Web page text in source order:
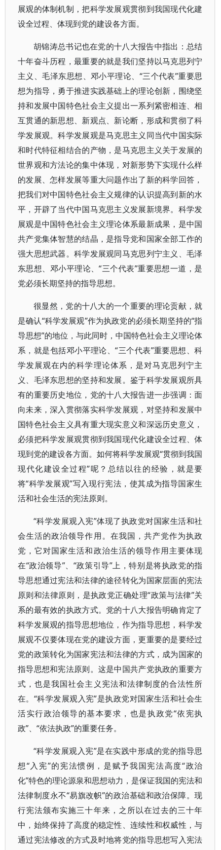
展观的体制机制，把科学发展观贯彻到我国现代化建
设全过程、体现到党的建设各方面。
胡锦涛总书记也在党的十八大报告中指出：总结
十年奋斗历程，最重要的就是我们坚持以马克思列宁
主义、毛泽东思想、邓小平理论、“三个代表”重要思
想为指导，勇于推进实践基础上的理论创新，围绕坚
持和发展中国特色社会主义提出一系列紧密相连、相
互贯通的新思想、新观点、新论断，形成和贯彻了科
学发展观。科学发展观是马克思主义同当代中国实际
和时代特征相结合的产物，是马克思主义关于发展的
世界观和方法论的集中体现，对新形势下实现什么样
的发展、怎样发展等重大问题作出了新的科学回答，
把我们对中国特色社会主义规律的认识提高到新的水
平，开辟了当代中国马克思主义发展新境界。科学发
展观是中国特色社会主义理论体系最新成果，是中国
共产党集体智慧的结晶，是指导党和国家全部工作的
强大思想武器。科学发展观同马克思列宁主义、毛泽
东思想、邓小平理论、“三个代表”重要思想一道，是
党必须长期坚持的指导思想。
很显然，党的十八大的一个重要的理论贡献，就
是确认“科学发展观”作为执政党的必须长期坚持的“指
导思想”的地位，与此同时，中国特色社会主义理论体
系，就是包括邓小平理论、“三个代表”重要思想、科
学发展观在内的科学理论体系，是对马克思列宁主
义、毛泽东思想的坚持和发展。鉴于科学发展观所具
有的重要历史地位，党的十八大报告进一步强调：面
向未来，深入贯彻落实科学发展观，对坚持和发展中
国特色社会主义具有重大现实意义和深远历史意义，
必须把科学发展观贯彻到我国现代化建设全过程、体
现到党的建设各方面。如何将科学发展观“贯彻到我国
现代化建设全过程”呢？总结以往的经验，就是要
将“科学发展观”写入现行宪法，使其成为指导国家生
活和社会生活的宪法原则。
“科学发展观入宪”体现了执政党对国家生活和社
会生活的政治领导作用。在我国，共产党作为执政
党，它对国家生活和政治生活的领导作用主要体现
在“政治领导”、“政策引导”上，特别是将执政党的指
导思想通过宪法和法律的途径转化为国家层面的宪法
原则和法律原则，是执政党正确处理“政策与法律”关
系的最有效的执政方式。党的十八大报告明确肯定了
科学发展观的指导思想地位，作为指导思想，科学发
展观不仅要体现在党的建设方面，更重要的是要经过
党的政策转化为国家宪法和法律的方式，成为国家的
指导思想和宪法原则。这是中国共产党执政的重要方
式，也是我国社会主义宪法和法律制度的合法性所
在。“科学发展观入宪”是执政党对国家生活和社会生
活实行政治领导的基本要求，也是执政党“依宪执
政”、“依法执政”的重要任务。
“科学发展观入宪”是在实践中形成的党的指导思
想“入宪”的宪法惯例，是赋予我国宪法高度“政治
化”特色的理论源泉和思想动力，是保证我国的宪法和
法律制度永不“易旗改帜”的政治基础和政治保障。现
行宪法颁布实施三十年来，之所以在过去的三十年
中，始终保持了高度的稳定性、连续性和权威性，与
通过宪法修改的方式及时地将党的指导思想写入宪法